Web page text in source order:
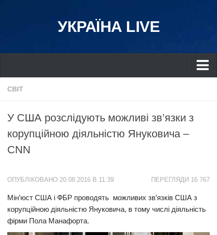
УКРАЇНА LIVE
Україна
Дніпро
Львів
Івано-Франківськ
Донбас
Одеса
Схід
Прикарпаття
СВІТ
У США розслідують можливі зв’язки з
корупційною діяльністю Януковича –
CNN
ПЕРЕГЛЯДИ 16 767
ОПУБЛІКОВАНО 20.08.2016 В 11:39
Мін’юст США і ФБР проводять можливих зв’язків США з
корупційною діяльністю Януковича, в тому числі діяльність
фірми Пола Манафорта.